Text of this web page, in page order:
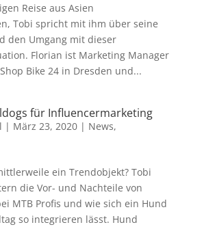
Reise aus Asien
Tobi spricht mit ihm über seine
den Umgang mit dieser
Florian ist Marketing Manager
Bike 24 in Dresden und...
für Influencermarketing
| März 23, 2020| News,
ein Trendobjekt? Tobi
die Vor- und Nachteile von
MTB Profis und wie sich ein Hund
so integrieren lässt. Hund